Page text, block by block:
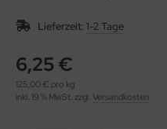
Lieferzeit: 1-2 Tage
6,25 €
125,00 € pro kg
inkl. 19 % MwSt. zzgl. Versandkosten